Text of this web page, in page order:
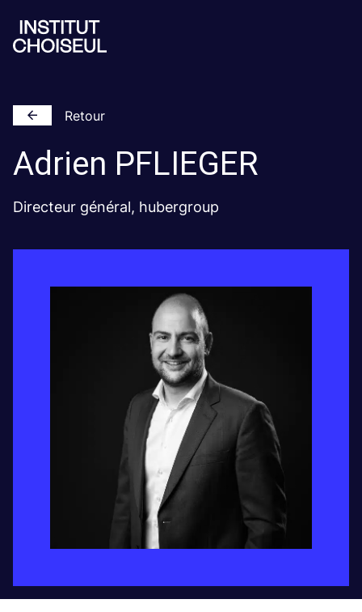
Retour
Adrien PFLIEGER
Directeur général, hubergroup